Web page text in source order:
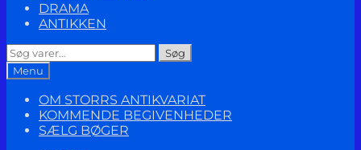
DRAMA
ANTIKKEN
Søg
efter:
Søg
Menu
OM STORRS ANTIKVARIAT
KOMMENDE BEGIVENHEDER
SÆLG BØGER